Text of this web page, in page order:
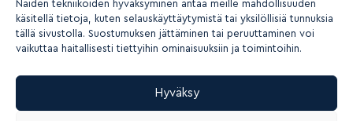
Näiden tekniikoiden hyväksyminen antaa meille mahdollisuuden
käsitellä tietoja, kuten selauskäyttäytymistä tai yksilöllisiä tunnuksia
tällä sivustolla. Suostumuksen jättäminen tai peruuttaminen voi
vaikuttaa haitallisesti tiettyihin ominaisuuksiin ja toimintoihin.
Hyväksy
2026 © Suomen nuorisokeskusyhdistys ry